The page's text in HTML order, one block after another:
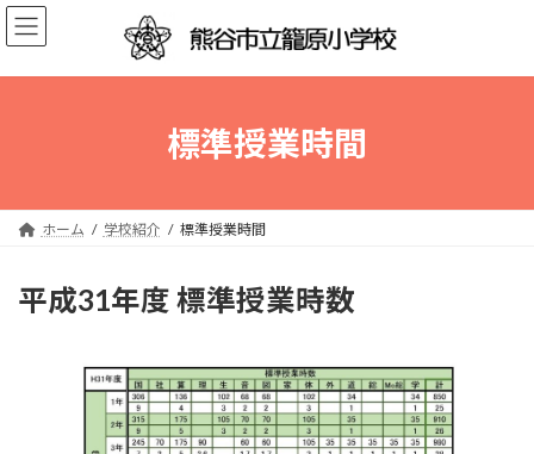
コ
ン
ン
ナ
ビ
ー
標準授業時間
ホーム 学校紹介 標準授業時間
平成31年度 標準授業時数